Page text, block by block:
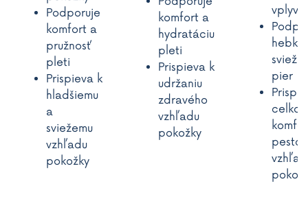
Podporuje
komfort a
pružnosť
pleti
Prispieva k
hladšiemu
a
sviežemu
vzhľadu
pokožky
komfort a
hydratáciu
pleti
Prispieva k
udržaniu
zdravého
vzhľadu
pokožky
svieži
pier